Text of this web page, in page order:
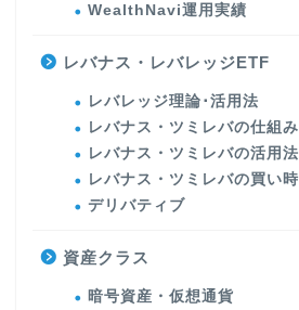
WealthNavi運用実績
レバナス・レバレッジETF
レバレッジ理論･活用法
レバナス・ツミレバの仕組み
レバナス・ツミレバの活用法
レバナス・ツミレバの買い時
デリバティブ
資産クラス
暗号資産・仮想通貨